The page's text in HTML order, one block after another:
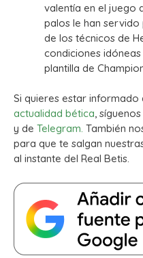
valentía en el juego
palos le han
de los técnicos de
condiciones
plantilla de
Si quieres estar informado
actualidad bética,
y de Telegram. También
para que te salgan
al instante del Real Betis.